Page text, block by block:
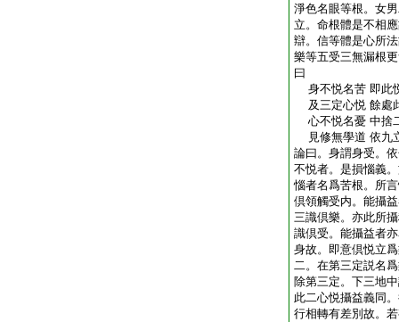
淨色名眼等根。女
立。命根體是不相
辯。信等體是心所
樂等五受三無漏根
曰
身不悦名苦 即此
及三定心悦 餘處
心不悦名憂 中捨
見修無學道 依九
論曰。身謂身受。
不悦者。是損惱義
惱者名爲苦根。所
倶領觸受内。能攝
三識倶樂。亦此所
識倶受。能攝益者
身故。即意倶悦立
二。在第三定説名
除第三定。下三地
此二心悦攝益義同
行相轉有差別故。